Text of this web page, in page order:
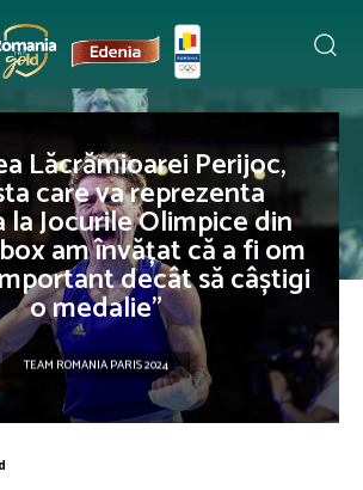
Lăcrămioarei Perijoc,
care va reprezenta
la Jocurile Olimpice din
am învățat că a fi om
decât să câștigi
o medalie”
TEAM ROMANIA PARIS 2024